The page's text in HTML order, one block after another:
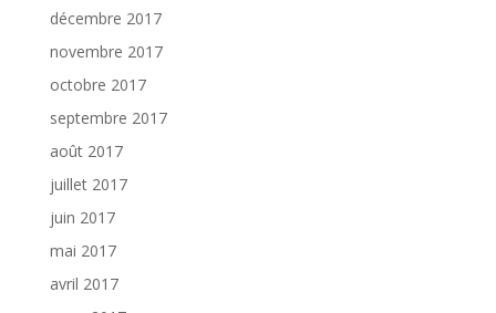
décembre 2017
novembre 2017
octobre 2017
septembre 2017
août 2017
juillet 2017
juin 2017
mai 2017
avril 2017